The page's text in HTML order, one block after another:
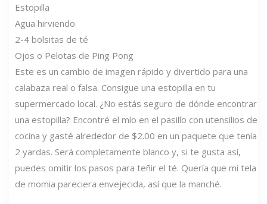
Estopilla
Agua hirviendo
2-4 bolsitas de té
Ojos o Pelotas de Ping Pong
Este es un cambio de imagen rápido y divertido para una
calabaza real o falsa. Consigue una estopilla en tu
supermercado local. ¿No estás seguro de dónde encontrar
una estopilla? Encontré el mío en el pasillo con utensilios de
cocina y gasté alrededor de $2.00 en un paquete que tenía
2 yardas. Será completamente blanco y, si te gusta así,
puedes omitir los pasos para teñir el té. Quería que mi tela
de momia pareciera envejecida, así que la manché.